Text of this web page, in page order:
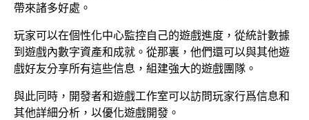
帶來諸多好處。
玩家可以在個性化中心監控自己的遊戲進度，從統計數據
到遊戲內數字資產和成就。從那裏，他們還可以與其他遊
戲好友分享所有這些信息，組建強大的遊戲團隊。
與此同時，開發者和遊戲工作室可以訪問玩家行爲信息和
其他詳細分析，以優化遊戲開發。